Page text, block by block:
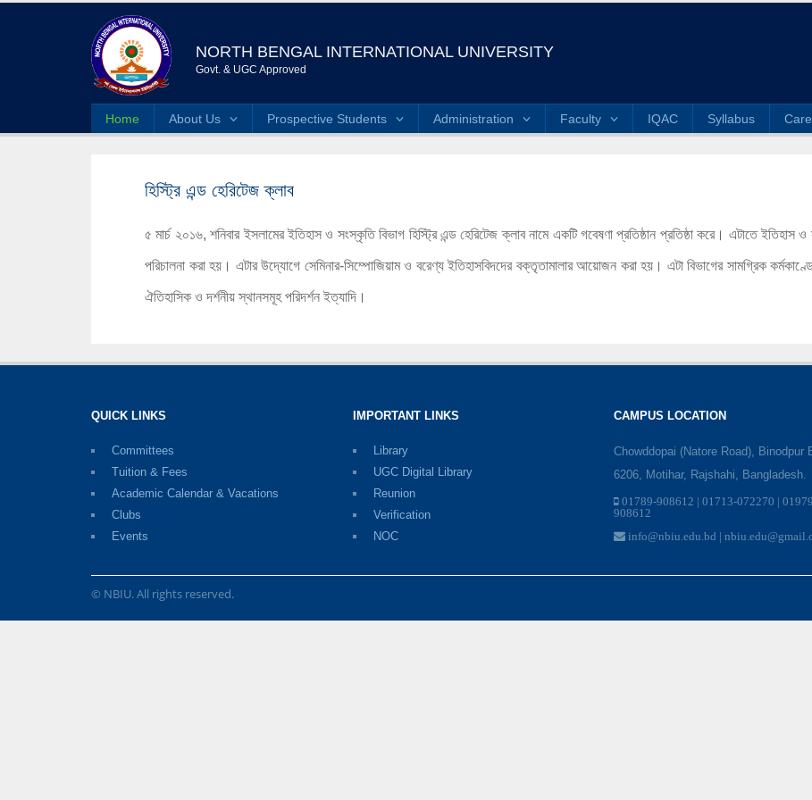
NORTH BENGAL INTERNATIONAL UNIVERSITY
Govt. & UGC Approved
Home About Us Prospective Students Administration Faculty IQAC Syllabus
হিস্ট্রি এন্ড হেরিটেজ ক্লাব
৫ মার্চ ২০১৬, শনিবার ইসলামের ইতিহাস ও সংস্কৃতি বিভাগ হিস্ট্রি এন্ড হেরিটেজ ক্লাব নামে একটি গবেষণা প্রতিষ্ঠান প্রতিষ্ঠা করে। এটাতে ইতিহাস ও
পরিচালনা করা হয়। এটার উদ্যোগে সেমিনার-সিম্পোজিয়াম ও বরেণ্য ইতিহাসবিদদের বক্তৃতামালার আয়োজন করা হয়। এটা বিভাগের সামগ্রিক
ঐতিহাসিক ও দর্শনীয় স্থানসমূহ পরিদর্শন ইত্যাদি।
QUICK LINKS
Committees
Tuition & Fees
Academic Calendar & Vacations
Clubs
Events
IMPORTANT LINKS
Library
UGC Digital Library
Reunion
Verification
NOC
CAMPUS LOCATION
Chowddopai (Natore Road), Binodpur
6206, Motihar, Rajshahi, Bangladesh.
01789-908612 | 01713-072270 |
908612
info@nbiu.edu.bd |
© NBIU. All rights reserved.